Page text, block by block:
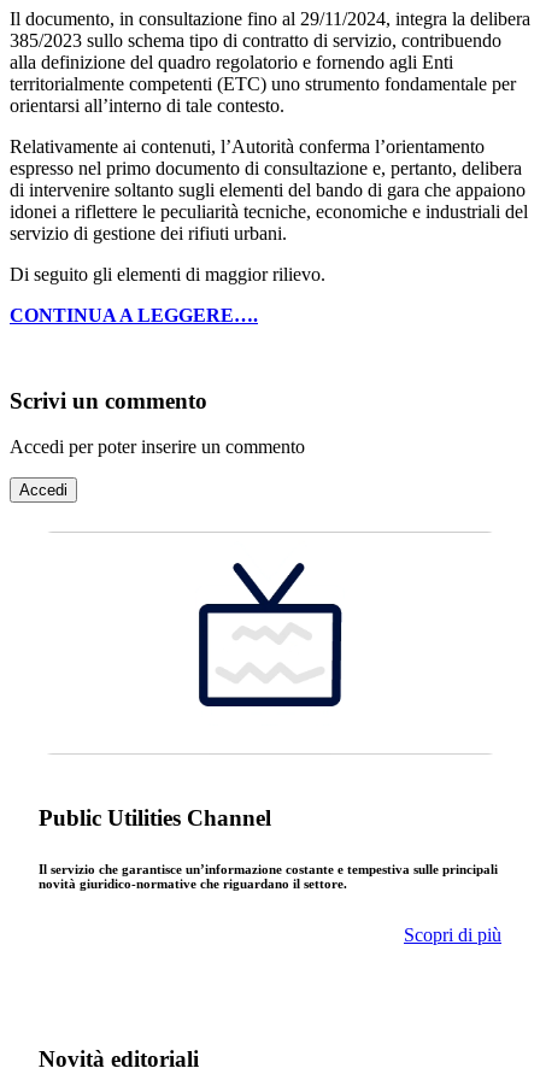
Il documento, in consultazione fino al 29/11/2024, integra la delibera
385/2023 sullo schema tipo di contratto di servizio, contribuendo
alla definizione del quadro regolatorio e fornendo agli Enti
territorialmente competenti (ETC) uno strumento fondamentale per
orientarsi all’interno di tale contesto.
Relativamente ai contenuti, l’Autorità conferma l’orientamento
espresso nel primo documento di consultazione e, pertanto, delibera
di intervenire soltanto sugli elementi del bando di gara che appaiono
idonei a riflettere le peculiarità tecniche, economiche e industriali del
servizio di gestione dei rifiuti urbani.
Di seguito gli elementi di maggior rilievo.
CONTINUA A LEGGERE….
Scrivi un commento
Accedi per poter inserire un commento
Accedi
Public Utilities Channel
Il servizio che garantisce un’informazione costante e tempestiva sulle principali
novità giuridico-normative che riguardano il settore.
Scopri di più
Novità editoriali